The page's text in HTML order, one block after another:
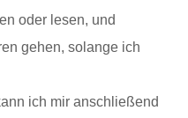
oder lesen, und
gehen, solange ich
ich mir anschließend